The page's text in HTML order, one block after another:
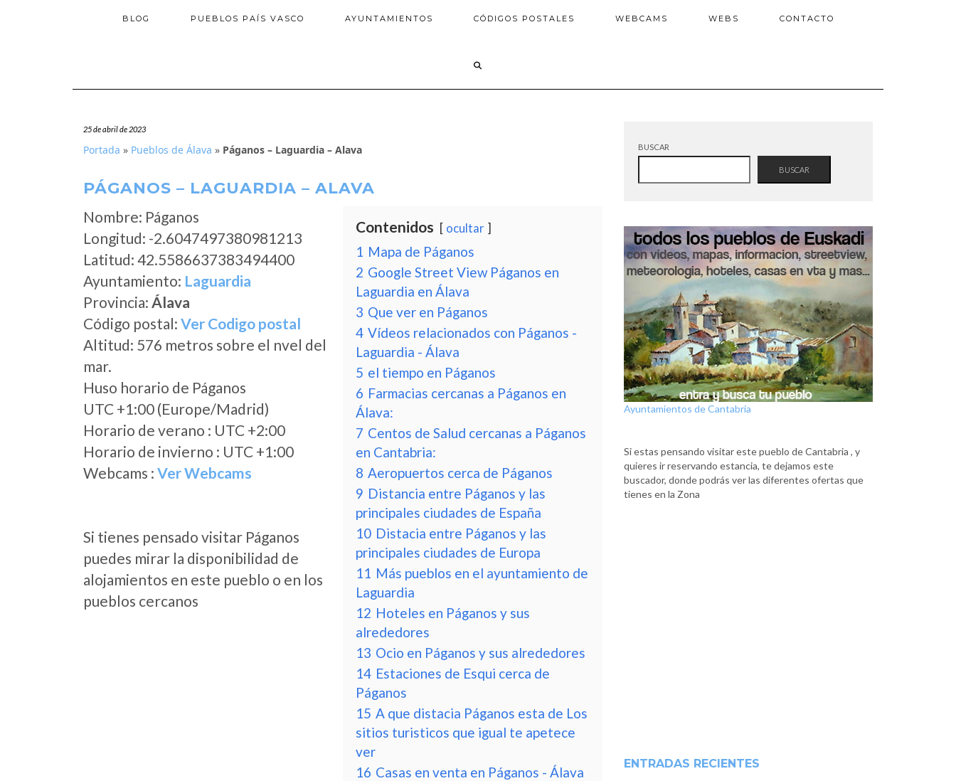
BLOG PUEBLOS PAÍS VASCO AYUNTAMIENTOS CÓDIGOS POSTALES WEBCAMS WEBS CONTACTO
25 de abril de 2023
Portada » Pueblos de Álava » Páganos – Laguardia – Alava
PÁGANOS – LAGUARDIA – ALAVA
Nombre: Páganos
Longitud: -2.6047497380981213
Latitud: 42.5586637383494400
Ayuntamiento: Laguardia
Provincia: Álava
Código postal: Ver Codigo postal
Altitud: 576 metros sobre el nvel del
mar.
Huso horario de Páganos
UTC +1:00 (Europe/Madrid)
Horario de verano : UTC +2:00
Horario de invierno : UTC +1:00
Webcams : Ver Webcams
Si tienes pensado visitar Páganos
puedes mirar la disponibilidad de
alojamientos en este pueblo o en los
pueblos cercanos
Contenidos ocultar
1 Mapa de Páganos
2 Google Street View Páganos en
Laguardia en Álava
3 Que ver en Páganos
4 Vídeos relacionados con Páganos -
Laguardia - Álava
5 el tiempo en Páganos
6 Farmacias cercanas a Páganos en
Álava:
7 Centos de Salud cercanas a Páganos
en Cantabria:
8 Aeropuertos cerca de Páganos
9 Distancia entre Páganos y las
principales ciudades de España
10 Distacia entre Páganos y las
principales ciudades de Europa
11 Más pueblos en el ayuntamiento de
Laguardia
12 Hoteles en Páganos y sus
alrededores
13 Ocio en Páganos y sus alrededores
14 Estaciones de Esqui cerca de
Páganos
15 A que distacia Páganos esta de Los
sitios turisticos que igual te apetece
ver
16 Casas en venta en Páganos - Álava
BUSCAR
BUSCAR
Ayuntamientos de Cantabria
Si estas pensando visitar este pueblo de Cantabria , y
quieres ir reservando estancia, te dejamos este
buscador, donde podrás ver las diferentes ofertas que
tienes en la Zona
ENTRADAS RECIENTES